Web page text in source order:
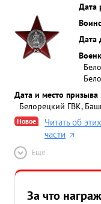
Дата
Дата
Дата и место призыва
Белорецкий ГВК,
Новое
Читать об
части
Ещё
За что